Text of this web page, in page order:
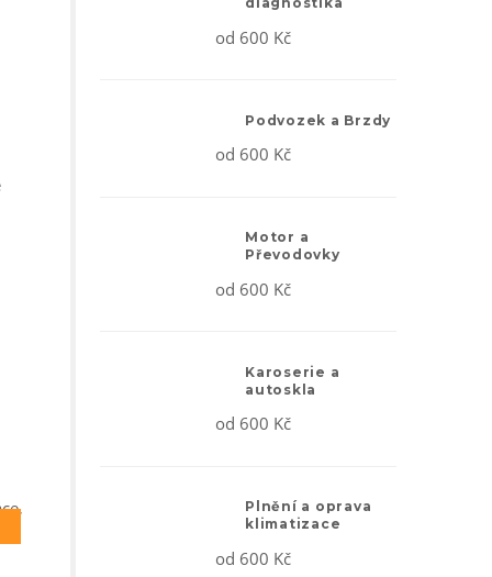
od 600 Kč
Podvozek a Brzdy
od 600 Kč
Motor a
Převodovky
od 600 Kč
Karoserie a
autoskla
od 600 Kč
Plnění a oprava
klimatizace
od 600 Kč